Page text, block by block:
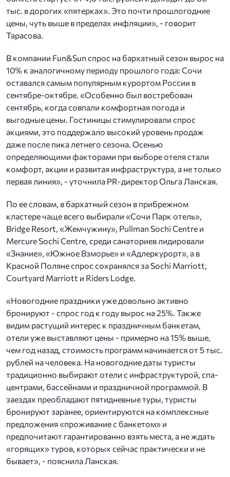
тыс. в дорогих «пятерках». Это почти прошлогодние
цены, чуть выше в пределах инфляции», - говорит
Тарасова.
В компании Fun&Sun спрос на бархатный сезон вырос на
10% к аналогичному периоду прошлого года: Сочи
оставался самым популярным курортом России в
сентябре-октябре. «Особенно был востребован
сентябрь, когда совпали комфортная погода и
выгодные цены. Гостиницы стимулировали спрос
акциями, это поддержало высокий уровень продаж
даже после пика летнего сезона. Осенью
определяющими факторами при выборе отеля стали
комфорт, акции и развитая инфраструктура, а не только
первая линия», - уточнила PR-директор Ольга Ланская.
По ее словам, в бархатный сезон в прибрежном
кластере чаще всего выбирали «Сочи Парк отель»,
Bridge Resort, «Жемчужину», Pullman Sochi Centre и
Mercure Sochi Centre, среди санаториев лидировали
«Знание», «Южное Взморье» и «Адлеркурорт», а в
Красной Поляне спрос сохранялся за Sochi Marriott,
Courtyard Marriott и Riders Lodge.
«Новогодние праздники уже довольно активно
бронируют - спрос год к году вырос на 25%. Также
видим растущий интерес к праздничным банкетам,
отели уже выставляют цены - примерно на 15% выше,
чем год назад, стоимость программ начинается от 5 тыс.
рублей на человека. На новогодние даты туристы
традиционно выбирают отели с инфраструктурой, спа-
центрами, бассейнами и праздничной программой. В
заездах преобладают пятидневные туры, туристы
бронируют заранее, ориентируются на комплексные
предложения «проживание с банкетом» и
предпочитают гарантированно взять места, а не ждать
«горящих» туров, которых сейчас практически и не
бывает», - пояснила Ланская.